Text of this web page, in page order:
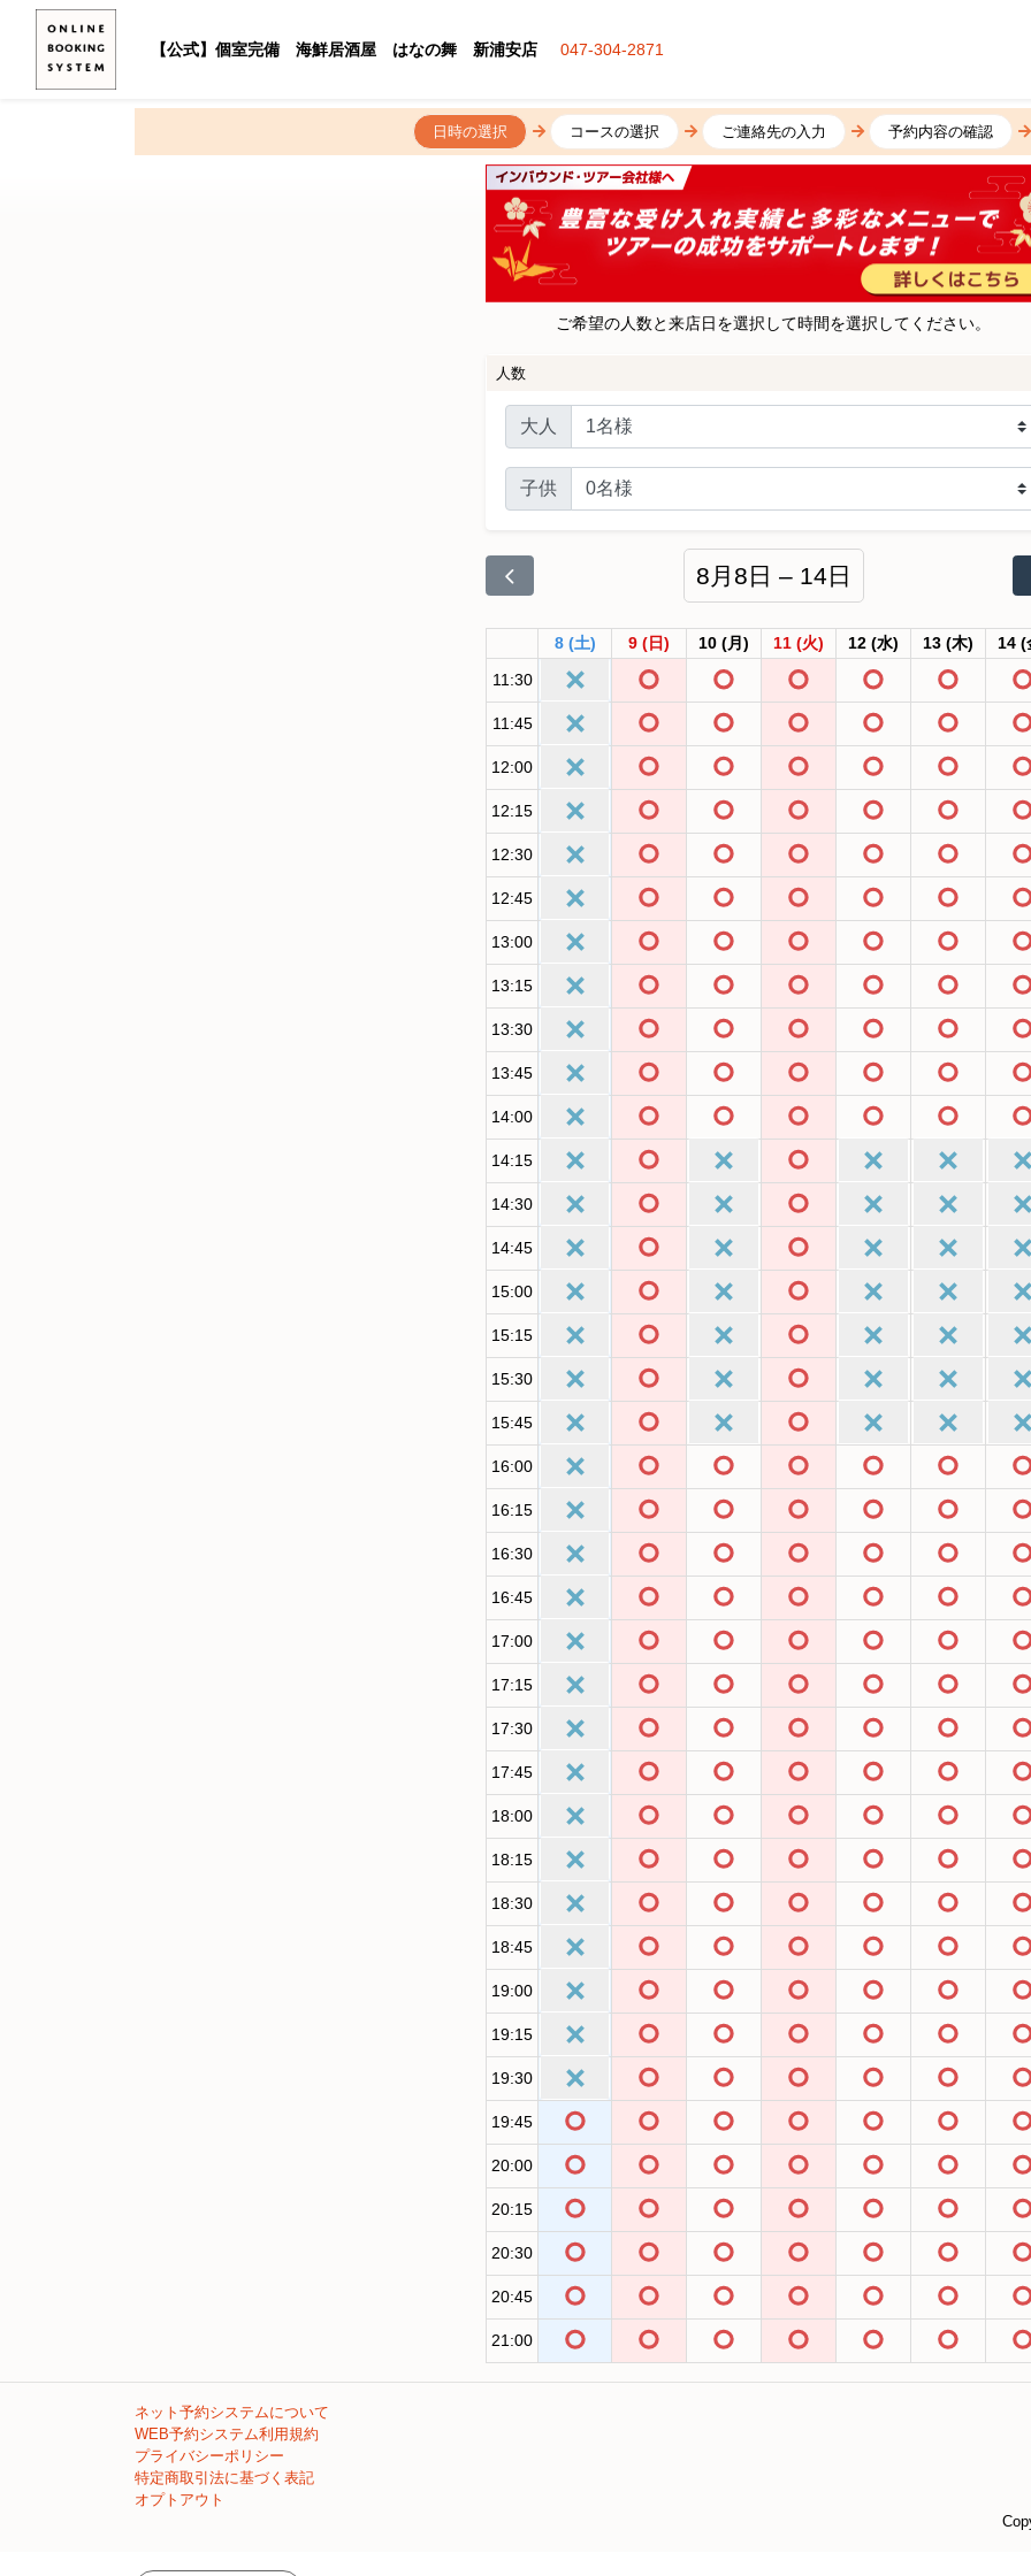
【公式】個室完備 海鮮居酒屋 はなの舞 新浦安店 047-304-2871
日時の選択 コースの選択 ご連絡先の入力 予約内容の確認
ご希望の人数と来店日を選択して時間を選択してください。
人数
大人
子供
8月8日 – 14日
8 (土) 9 (日) 10 (月) 11 (火) 12 (水) 13 (木) 14 (
11:30
11:45
12:00
12:15
12:30
12:45
13:00
13:15
13:30
13:45
14:00
14:15
14:30
14:45
15:00
15:15
15:30
15:45
16:00
16:15
16:30
16:45
17:00
17:15
17:30
17:45
18:00
18:15
18:30
18:45
19:00
19:15
19:30
19:45
20:00
20:15
20:30
20:45
21:00
ネット予約システムについて
WEB予約システム利用規約
プライバシーポリシー
特定商取引法に基づく表記
オプトアウト